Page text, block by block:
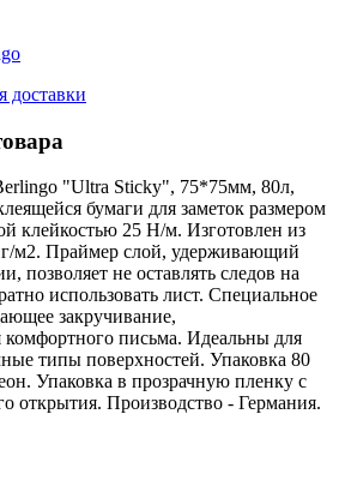
доставки
"Ultra Sticky", 75*75мм, 80л,
бумаги для заметок размером
клейкостью 25 Н/м. Изготовлен из
м2. Праймер слой, удерживающий
позволяет не оставлять следов на
использовать лист. Специальное
закручивание,
комфортного письма. Идеальны для
типы поверхностей. Упаковка 80
Упаковка в прозрачную пленку с
открытия. Производство - Германия.